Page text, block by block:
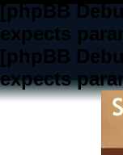
[phpBB
expects
[phpBB
expects